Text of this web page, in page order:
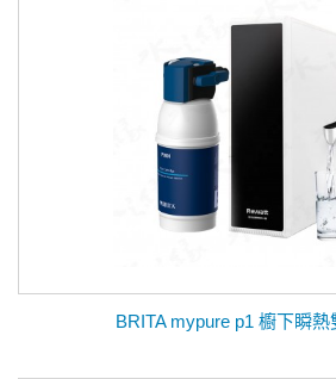
BRITA mypure p1 櫥下瞬熱